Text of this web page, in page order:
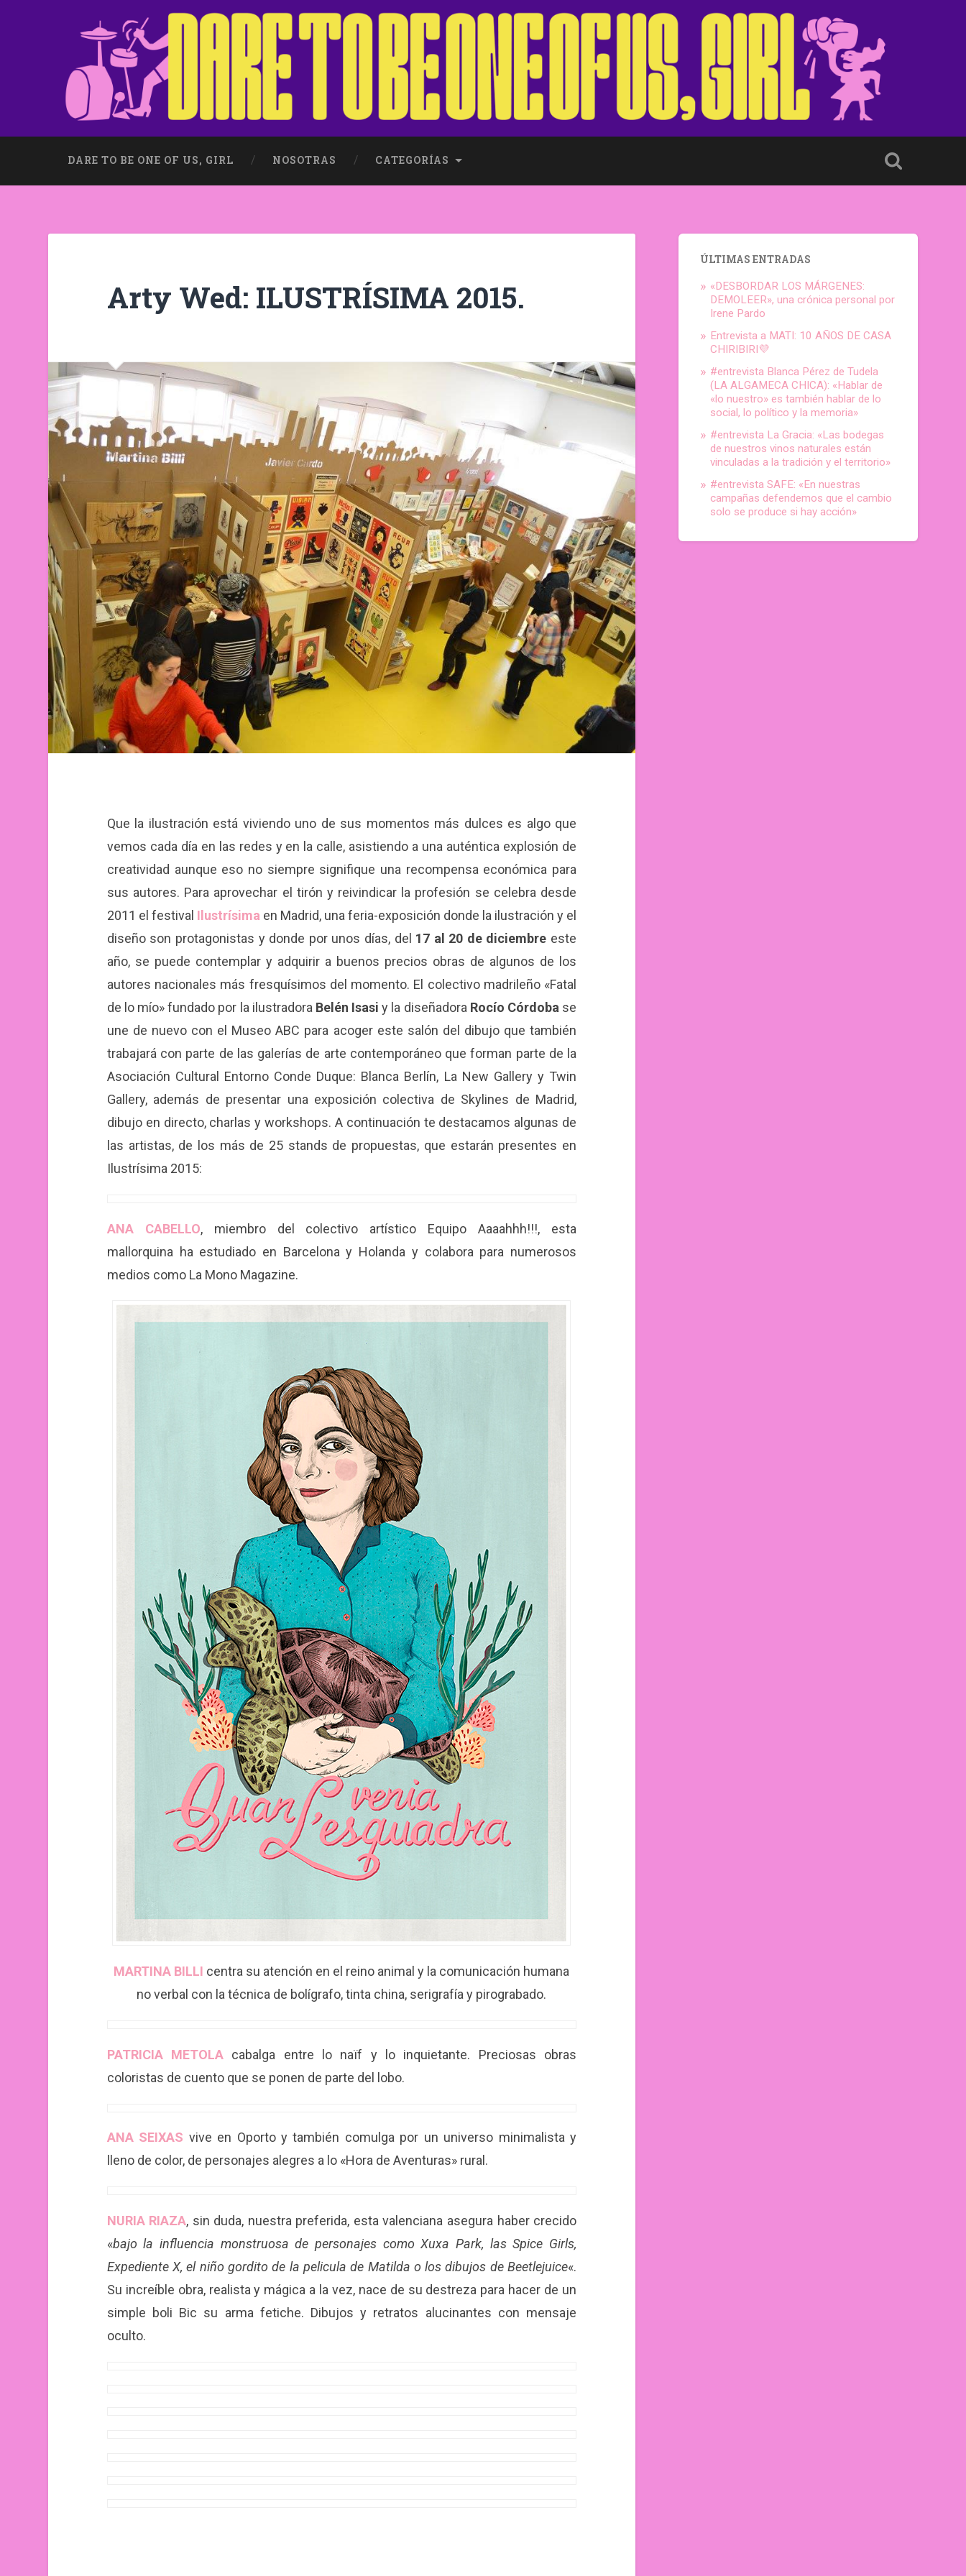
DARE TO BE ONE OF US, GIRL NOSOTRAS CATEGORÍAS
Arty Wed: ILUSTRÍSIMA 2015.
Que la ilustración está viviendo uno de sus momentos más dulces es algo que
vemos cada día en las redes y en la calle, asistiendo a una auténtica explosión de
creatividad aunque eso no siempre signifique una recompensa económica para
sus autores. Para aprovechar el tirón y reivindicar la profesión se celebra desde
2011 el festival Ilustrísima en Madrid, una feria-exposición donde la ilustración y el
diseño son protagonistas y donde por unos días, del 17 al 20 de diciembre este
año, se puede contemplar y adquirir a buenos precios obras de algunos de los
autores nacionales más fresquísimos del momento. El colectivo madrileño «Fatal
de lo mío» fundado por la ilustradora Belén Isasi y la diseñadora Rocío Córdoba se
une de nuevo con el Museo ABC para acoger este salón del dibujo que también
trabajará con parte de las galerías de arte contemporáneo que forman parte de la
Asociación Cultural Entorno Conde Duque: Blanca Berlín, La New Gallery y Twin
Gallery, además de presentar una exposición colectiva de Skylines de Madrid,
dibujo en directo, charlas y workshops. A continuación te destacamos algunas de
las artistas, de los más de 25 stands de propuestas, que estarán presentes en
Ilustrísima 2015:
ANA CABELLO, miembro del colectivo artístico Equipo Aaaahhh!!!, esta
mallorquina ha estudiado en Barcelona y Holanda y colabora para numerosos
medios como La Mono Magazine.
MARTINA BILLI centra su atención en el reino animal y la comunicación humana
no verbal con la técnica de bolígrafo, tinta china, serigrafía y pirograbado.
PATRICIA METOLA cabalga entre lo naïf y lo inquietante. Preciosas obras
coloristas de cuento que se ponen de parte del lobo.
ANA SEIXAS vive en Oporto y también comulga por un universo minimalista y
lleno de color, de personajes alegres a lo «Hora de Aventuras» rural.
NURIA RIAZA, sin duda, nuestra preferida, esta valenciana asegura haber crecido
«bajo la influencia monstruosa de personajes como Xuxa Park, las Spice Girls,
Expediente X, el niño gordito de la pelicula de Matilda o los dibujos de Beetlejuice«.
Su increíble obra, realista y mágica a la vez, nace de su destreza para hacer de un
simple boli Bic su arma fetiche. Dibujos y retratos alucinantes con mensaje
oculto.
ÚLTIMAS ENTRADAS
«DESBORDAR LOS MÁRGENES:
DEMOLEER», una crónica personal por
Irene Pardo
Entrevista a MATI: 10 AÑOS DE CASA
CHIRIBIRI💜
#entrevista Blanca Pérez de Tudela
(LA ALGAMECA CHICA): «Hablar de
«lo nuestro» es también hablar de lo
social, lo político y la memoria»
#entrevista La Gracia: «Las bodegas
de nuestros vinos naturales están
vinculadas a la tradición y el territorio»
#entrevista SAFE: «En nuestras
campañas defendemos que el cambio
solo se produce si hay acción»